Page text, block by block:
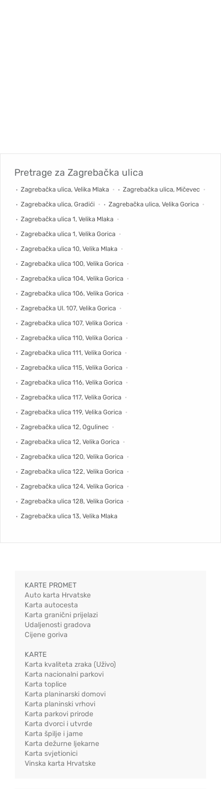
Pretrage za Zagrebačka ulica
Zagrebačka ulica, Velika Mlaka
Zagrebačka ulica, Mičevec
Zagrebačka ulica, Gradići
Zagrebačka ulica, Velika Gorica
Zagrebačka ulica 1, Velika Mlaka
Zagrebačka ulica 1, Velika Gorica
Zagrebačka ulica 10, Velika Mlaka
Zagrebačka ulica 100, Velika Gorica
Zagrebačka ulica 104, Velika Gorica
Zagrebačka ulica 106, Velika Gorica
Zagrebačka Ul. 107, Velika Gorica
Zagrebačka ulica 107, Velika Gorica
Zagrebačka ulica 110, Velika Gorica
Zagrebačka ulica 111, Velika Gorica
Zagrebačka ulica 115, Velika Gorica
Zagrebačka ulica 116, Velika Gorica
Zagrebačka ulica 117, Velika Gorica
Zagrebačka ulica 119, Velika Gorica
Zagrebačka ulica 12, Ogulinec
Zagrebačka ulica 12, Velika Gorica
Zagrebačka ulica 120, Velika Gorica
Zagrebačka ulica 122, Velika Gorica
Zagrebačka ulica 124, Velika Gorica
Zagrebačka ulica 128, Velika Gorica
Zagrebačka ulica 13, Velika Mlaka
KARTE PROMET
Auto karta Hrvatske
Karta autocesta
Karta granični prijelazi
Udaljenosti gradova
Cijene goriva
KARTE
Karta kvaliteta zraka (Uživo)
Karta nacionalni parkovi
Karta toplice
Karta planinarski domovi
Karta planinski vrhovi
Karta parkovi prirode
Karta dvorci i utvrde
Karta špilje i jame
Karta dežurne ljekarne
Karta svjetionici
Vinska karta Hrvatske